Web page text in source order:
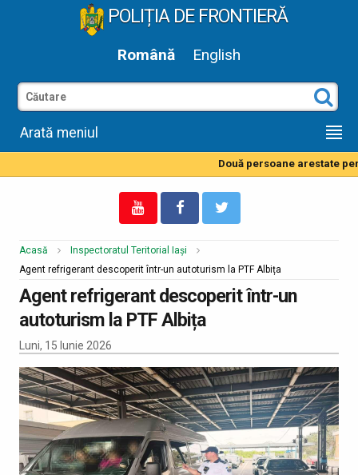
POLIȚIA DE FRONTIERĂ
Română English
Arată meniul
Două persoane arestate
Acasă
Inspectoratul Teritorial Iași
Agent refrigerant descoperit într-un autoturism la PTF Albița
Agent refrigerant descoperit într-un
autoturism la PTF Albița
Luni, 15 Iunie 2026